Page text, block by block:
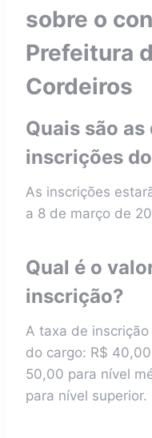
sobre o
Prefeitura
Cordeiros
Quais são
inscrições
As inscrições
a 8 de março de
Qual é o
inscrição?
A taxa de
do cargo: R$
50,00 para nível
para nível superior.